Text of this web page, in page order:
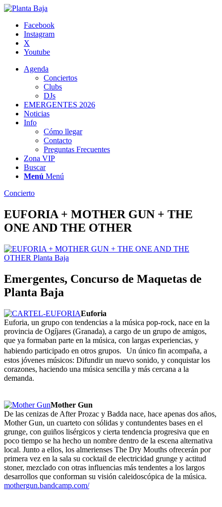
Facebook
Instagram
X
Youtube
Agenda
Conciertos
Clubs
DJs
EMERGENTES 2026
Noticias
Info
Cómo llegar
Contacto
Preguntas Frecuentes
Zona VIP
Buscar
Menú Menú
Concierto
EUFORIA + MOTHER GUN + THE
ONE AND THE OTHER
Emergentes, Concurso de Maquetas de
Planta Baja
Euforia
Euforia, un grupo con tendencias a la música pop-rock, nace en la
provincia de Ogíjares (Granada), a cargo de un grupo de amigos,
que ya formaban parte en la música, con largas experiencias, y
habiendo participado en otros grupos. Un único fin acompaña, a
estos jóvenes músicos: Difundir un nuevo sonido, y conquistar los
corazones, haciendo una música sencilla y más cercana a la
demanda.
Mother Gun
De las cenizas de After Prozac y Badda nace, hace apenas dos años,
Mother Gun, un cuarteto con sólidas y contundentes bases en el
grunge, con guiños lisérgicos y cierta tendencia progresiva que en
poco tiempo se ha hecho un nombre dentro de la escena alternativa
local. Junto a ellos, los almerienses The Dry Mouths ofrecerán por
primera vez en la sala su cocktail de electricidad grunge y actitud
stoner, mezclado con otras influencias más tendentes a los largos
desarrollos que conforman su visión caleidoscópica de la música.
mothergun.bandcamp.com/